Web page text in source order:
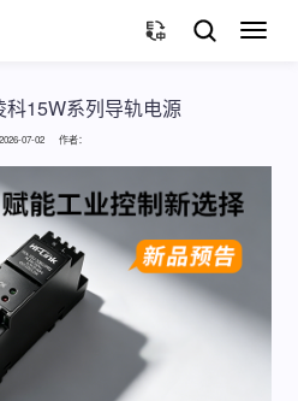
切
科15W系列导轨电源
07-02 作者：